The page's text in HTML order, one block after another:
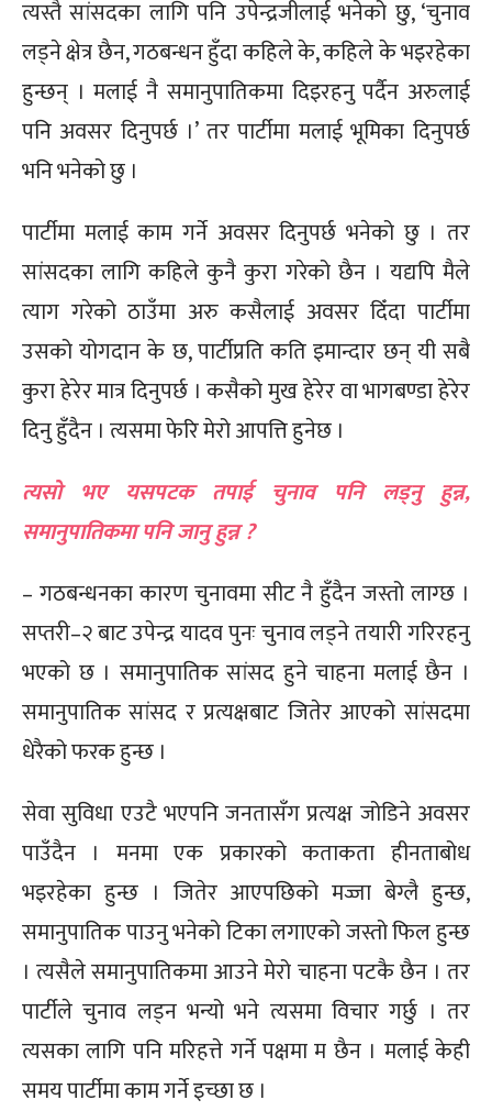
त्यस्तै सांसदका लागि पनि उपेन्द्रजीलाई भनेको छु, ‘चुनाव
लड्ने क्षेत्र छैन, गठबन्धन हुँदा कहिले के, कहिले के भइरहेका
हुन्छन् । मलाई नै समानुपातिकमा दिइरहनु पर्दैन अरुलाई
पनि अवसर दिनुपर्छ ।’ तर पार्टीमा मलाई भूमिका दिनुपर्छ
भनि भनेको छु ।
पार्टीमा मलाई काम गर्ने अवसर दिनुपर्छ भनेको छु । तर
सांसदका लागि कहिले कुनै कुरा गरेको छैन । यद्यपि मैले
त्याग गरेको ठाउँमा अरु कसैलाई अवसर दिँदा पार्टीमा
उसको योगदान के छ, पार्टीप्रति कति इमान्दार छन् यी सबै
कुरा हेरेर मात्र दिनुपर्छ । कसैको मुख हेरेर वा भागबण्डा हेरेर
दिनु हुँदैन । त्यसमा फेरि मेरो आपत्ति हुनेछ ।
त्यसो भए यसपटक तपाई चुनाव पनि लड्नु हुन्न,
समानुपातिकमा पनि जानु हुन्न ?
– गठबन्धनका कारण चुनावमा सीट नै हुँदैन जस्तो लाग्छ ।
सप्तरी–२ बाट उपेन्द्र यादव पुनः चुनाव लड्ने तयारी गरिरहनु
भएको छ । समानुपातिक सांसद हुने चाहना मलाई छैन ।
समानुपातिक सांसद र प्रत्यक्षबाट जितेर आएको सांसदमा
धेरैको फरक हुन्छ ।
सेवा सुविधा एउटै भएपनि जनतासँग प्रत्यक्ष जोडिने अवसर
पाउँदैन । मनमा एक प्रकारको कताकता हीनताबोध
भइरहेका हुन्छ । जितेर आएपछिको मज्जा बेग्लै हुन्छ,
समानुपातिक पाउनु भनेको टिका लगाएको जस्तो फिल हुन्छ
। त्यसैले समानुपातिकमा आउने मेरो चाहना पटकै छैन । तर
पार्टीले चुनाव लड्न भन्यो भने त्यसमा विचार गर्छु । तर
त्यसका लागि पनि मरिहत्ते गर्ने पक्षमा म छैन । मलाई केही
समय पार्टीमा काम गर्ने इच्छा छ ।